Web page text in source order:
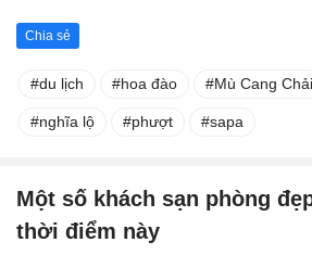
Chia sẻ
du lịch hoa đào Mù Cang Chải
nghĩa lộ phượt sapa
Một số khách sạn phòng
thời điểm này